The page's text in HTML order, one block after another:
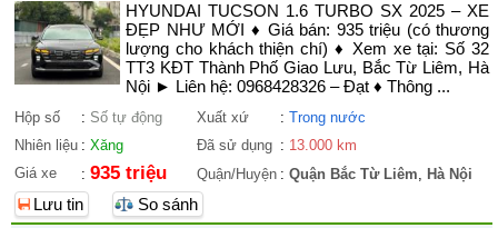
HYUNDAI TUCSON 1.6 TURBO SX 2025 – XE
ĐẸP NHƯ MỚI ♦ Giá bán: 935 triệu (có thương
lượng cho khách thiện chí) ♦ Xem xe tại: Số 32
TT3 KĐT Thành Phố Giao Lưu, Bắc Từ Liêm, Hà
Nội ► Liên hệ: 0968428326 – Đạt ♦ Thông ...
Hộp số : Số tự động Xuất xứ : Trong nước
Nhiên liệu : Xăng Đã sử dụng : 13.000 km
Giá xe
: 935 triệu Quận/Huyện : Quận Bắc Từ Liêm, Hà Nội
Lưu tin
So sánh